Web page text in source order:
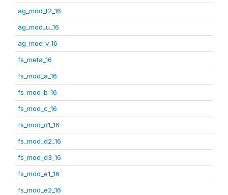
ag_mod_t2_16
ag_mod_u_16
ag_mod_v_16
fs_meta_16
fs_mod_a_16
fs_mod_b_16
fs_mod_c_16
fs_mod_d1_16
fs_mod_d2_16
fs_mod_d3_16
fs_mod_e1_16
fs_mod_e2_16